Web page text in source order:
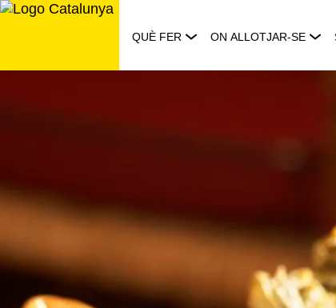
Saltar
QUÈ FER ON ALLOTJAR-SE